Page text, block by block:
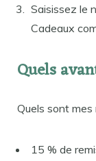
Saisissez le
Cadeaux
Quels
Quels sont
15 % de